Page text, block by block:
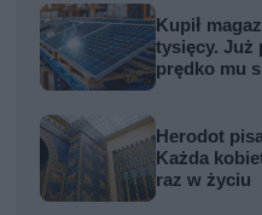
Kupił
tysięcy. Już
prędko mu
Herodot
Każda
raz w życiu